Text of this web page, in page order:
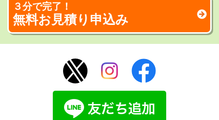
３分で完了！
無料お見積り申込み